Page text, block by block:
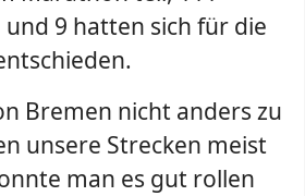
und 9 hatten sich für die
Bremen nicht anders zu
unsere Strecken meist
man es gut rollen